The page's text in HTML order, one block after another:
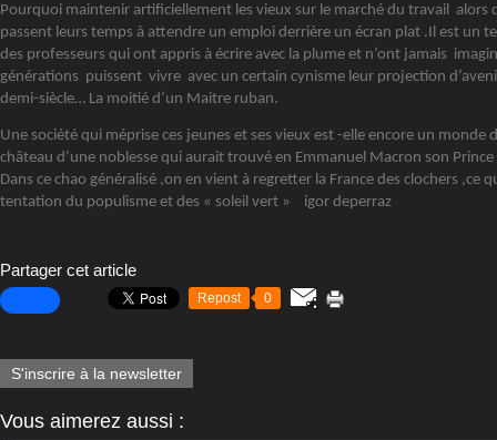
Pourquoi maintenir artificiellement les vieux sur le marché du travail alors
passent leurs temps à attendre un emploi derrière un écran plat .Il est un
des professeurs qui ont appris à écrire avec la plume et n’ont jamais
générations puissent vivre avec un certain cynisme leur projection
demi-siècle… La moitié d’un Maitre ruban.
Une société qui méprise ces jeunes et ses vieux est -elle encore un monde
château d’une noblesse qui aurait trouvé en Emmanuel Macron son
Dans ce chao généralisé ,on en vient à regretter la France des clochers ,ce
tentation du populisme et des « soleil vert » igor deperraz
Partager cet article
Repost 0
S'inscrire à la newsletter
Vous aimerez aussi :